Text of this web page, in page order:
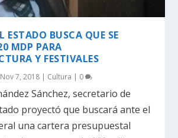
ESTADO BUSCA QUE SE
MDP PARA
Y FESTIVALES
Nov 7, 2018 | Cultura | 0
Sánchez, secretario de
proyectó que buscará ante el
una cartera presupuestal